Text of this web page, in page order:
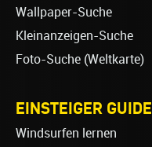
Wallpaper-Suche
Kleinanzeigen-Suche
Foto-Suche (Weltkarte)
EINSTEIGER GUIDE
Windsurfen lernen